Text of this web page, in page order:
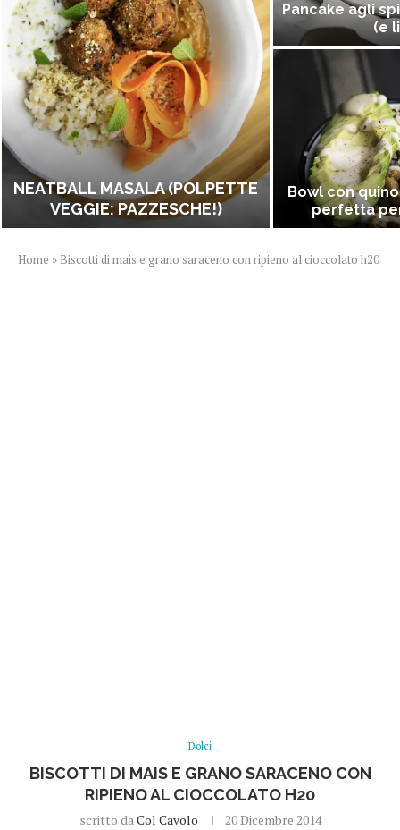
NEATBALL MASALA (POLPETTE
VEGGIE: PAZZESCHE!)
Pancake agli
(e
Bowl con
perfetta
Home » Biscotti di mais e grano saraceno con ripieno al cioccolato h20
Dolci
BISCOTTI DI MAIS E GRANO SARACENO CON
RIPIENO AL CIOCCOLATO H20
scritto daCol Cavolo 20 Dicembre 2014